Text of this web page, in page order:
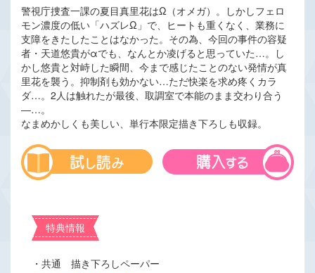
警視庁捜査一課の夏目真里花はΩ（オメガ）。しかしフェロ
モン濃度の低い「ハズレΩ」で、ヒートも重くなく、業務に
支障をきたしたことはなかった。その為、今回の事件の容疑
者・天道悠貴がαでも、なんとか凌げると思っていた…。し
かし悠貴と対峙した瞬間、今まで感じたことのない発情が真
里花を襲う。抑制剤も効かない…ただ快楽を求め疼くカラ
ダ…。2人は触れたが最後、取調室で本能のまま交わり合う
―…。
なまめかしくも美しい、単行本限定描き下ろしも収録。
特典情報
・共通 描き下ろしペーパー